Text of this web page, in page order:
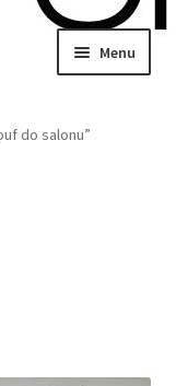
Menu
do salonu”